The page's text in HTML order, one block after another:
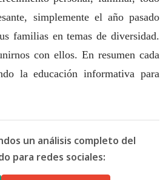
simplemente el año pasado
familias en temas de diversidad.
con ellos. En resumen cada
la educación informativa para
un análisis completo del
para redes sociales: